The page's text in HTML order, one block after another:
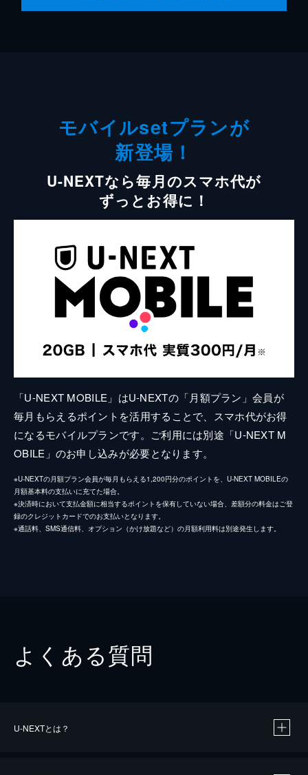
モバイルsetプランが
新登場！
U-NEXTなら毎月のスマホ代が
ずっとお得に！
「U-NEXT MOBILE」はU-NEXTの「月額プラン」会員が
毎月もらえるポイントを活用することで、スマホ代がお得
になるモバイルプランです。ご利用には別途「U-NEXT M
OBILE」のお申し込みが必要となります。
※U-NEXTの月額プラン会員が毎月もらえる1,200円分のポイントを、U-NEXT MOBILEの
月額基本料の支払いに充てた場合。
※決済時において支払金額に相当するポイントを保有していない場合、差額分の料金はご登
録のクレジットカードでのお支払いとなります。
※通話料、SMS通信料、オプション（かけ放題など）の月額利用料は別途発生します。
よくある質問
U-NEXTとは？